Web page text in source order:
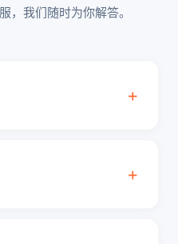
，我们随时为你解答。